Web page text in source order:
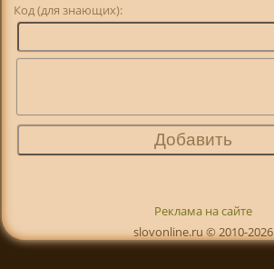
Код (для знающих):
Реклама на сайте
slovonline.ru © 2010-2026